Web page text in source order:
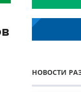
НОВОСТИ